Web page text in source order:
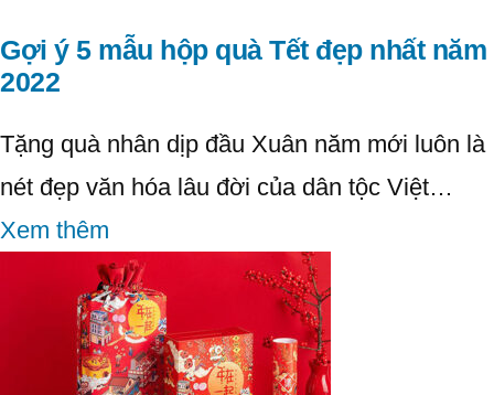
Gợi ý 5 mẫu hộp quà Tết đẹp nhất năm
2022
Tặng quà nhân dịp đầu Xuân năm mới luôn là
nét đẹp văn hóa lâu đời của dân tộc Việt…
Xem thêm